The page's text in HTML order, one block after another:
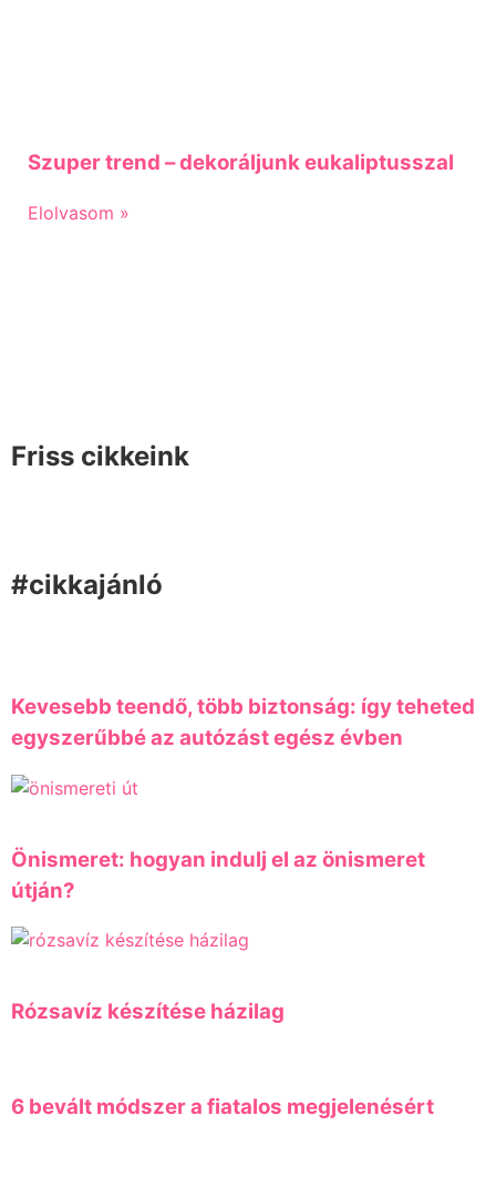
Szuper trend – dekoráljunk eukaliptusszal
Elolvasom »
Friss cikkeink
#cikkajánló
Kevesebb teendő, több biztonság: így teheted
egyszerűbbé az autózást egész évben
Önismeret: hogyan indulj el az önismeret
útján?
Rózsavíz készítése házilag
6 bevált módszer a fiatalos megjelenésért